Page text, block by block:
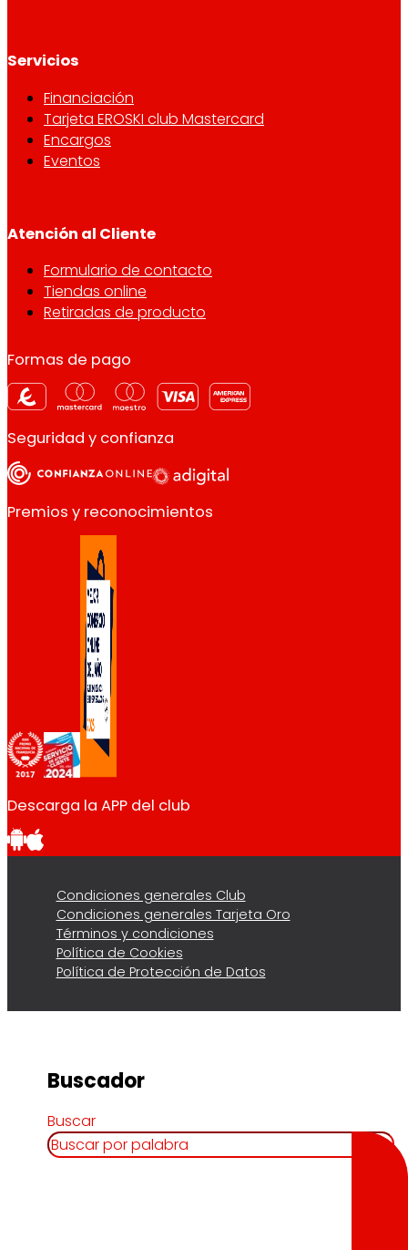
Servicios
Financiación
Tarjeta EROSKI club Mastercard
Encargos
Eventos
Atención al Cliente
Formulario de contacto
Tiendas online
Retiradas de producto
Formas de pago
Seguridad y confianza
Premios y reconocimientos
Descarga la APP del club
Condiciones generales Club
Condiciones generales Tarjeta Oro
Términos y condiciones
Política de Cookies
Política de Protección de Datos
Buscador
Buscar